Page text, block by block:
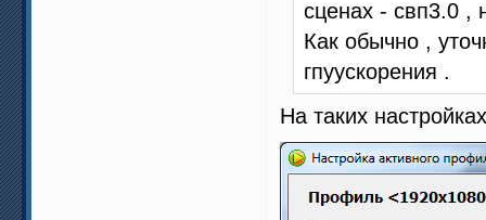
сценах - свп3.0 ,
Как обычно ,
гпуускорения .
На таких